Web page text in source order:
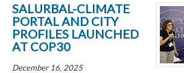
SALURBAL-CLIMATE
PORTAL AND CITY
PROFILES LAUNCHED
AT COP30
December 16, 2025